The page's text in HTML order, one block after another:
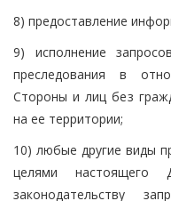
8) предоставление
9) исполнение
преследования в
Стороны и лиц без
на ее территории;
10) любые другие виды
целями настоящего
законодательству